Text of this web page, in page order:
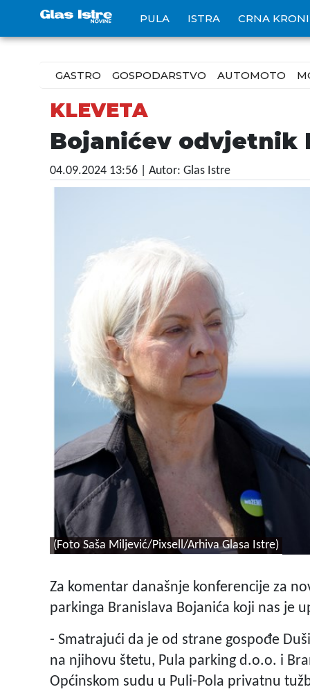
PULA ISTRA CRNA
GASTRO GOSPODARSTVO AUTOMOTO
KLEVETA
Bojanićev odvjetnik
04.09.2024 13:56 | Autor: Glas Istre
(Foto Saša Miljević/Pixsell/Arhiva Glasa Istre)
Za komentar današnje konferencije za
parkinga Branislava Bojanića koji nas je
- Smatrajući da je od strane gospođe
na njihovu štetu, Pula parking d.o.o. i
Općinskom sudu u Puli-Pola privatnu